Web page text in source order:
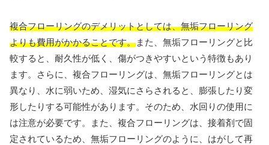
複合フローリングのデメリットとしては、無垢フローリング
よりも費用がかかることです。また、無垢フローリングと比
較すると、耐久性が低く、傷がつきやすいという特徴もあり
ます。さらに、複合フローリングは、無垢フローリングとは
異なり、水に弱いため、湿気にさらされると、膨張したり変
形したりする可能性があります。そのため、水回りの使用に
は注意が必要です。また、複合フローリングは、接着剤で固
定されているため、無垢フローリングのように、はがして再